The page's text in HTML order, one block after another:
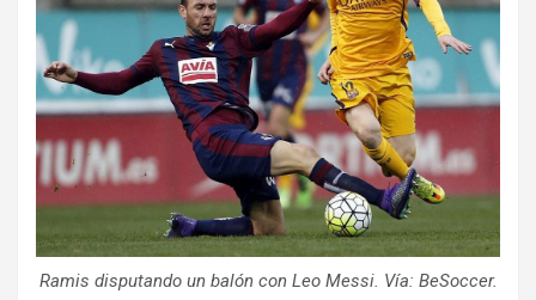
Ramis disputando un balón con Leo Messi. Vía: BeSoccer.